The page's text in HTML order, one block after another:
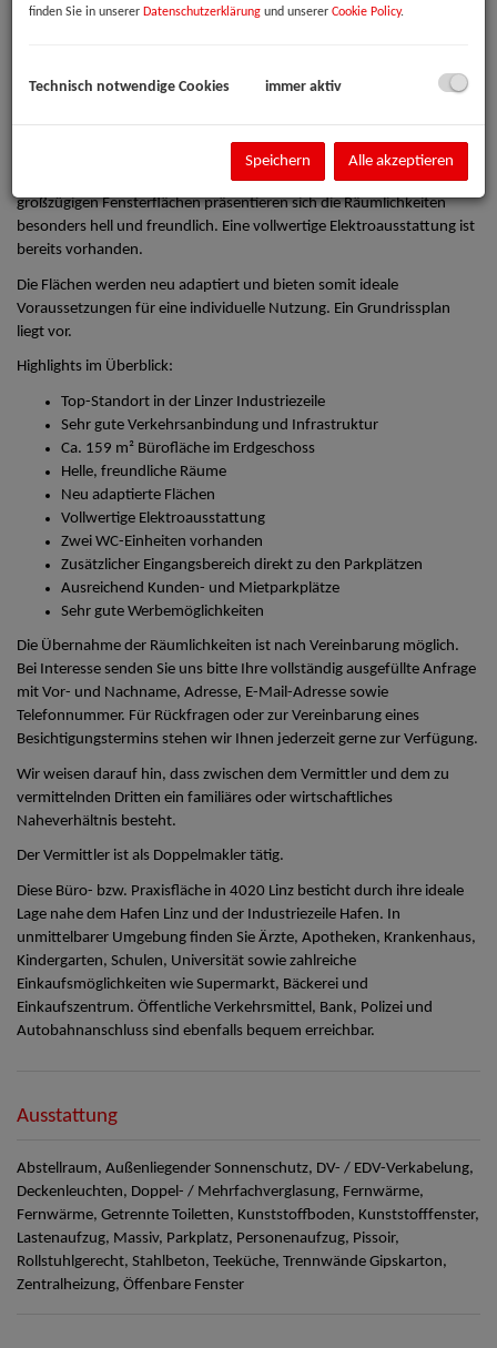
Wirtschaftsstandort mit ausgezeichneter Verkehrsanbindung und
optimaler Infrastruktur.
Die Büroflächen befinden sich im Erdgeschoss eines gepflegten
Bürogebäudes und bieten eine Nutzfläche von ca. 159 m². Durch die
großzügigen Fensterflächen präsentieren sich die Räumlichkeiten
besonders hell und freundlich. Eine vollwertige Elektroausstattung ist
bereits vorhanden.
Die Flächen werden neu adaptiert und bieten somit ideale
Voraussetzungen für eine individuelle Nutzung. Ein Grundrissplan
liegt vor.
Highlights im Überblick:
Top-Standort in der Linzer Industriezeile
Sehr gute Verkehrsanbindung und Infrastruktur
Ca. 159 m² Bürofläche im Erdgeschoss
Helle, freundliche Räume
Neu adaptierte Flächen
Vollwertige Elektroausstattung
Zwei WC-Einheiten vorhanden
Zusätzlicher Eingangsbereich direkt zu den Parkplätzen
Ausreichend Kunden- und Mietparkplätze
Sehr gute Werbemöglichkeiten
Die Übernahme der Räumlichkeiten ist nach Vereinbarung möglich.
Bei Interesse senden Sie uns bitte Ihre vollständig ausgefüllte Anfrage
mit Vor- und Nachname, Adresse, E-Mail-Adresse sowie
Telefonnummer. Für Rückfragen oder zur Vereinbarung eines
Besichtigungstermins stehen wir Ihnen jederzeit gerne zur Verfügung.
Wir weisen darauf hin, dass zwischen dem Vermittler und dem zu
vermittelnden Dritten ein familiäres oder wirtschaftliches
Naheverhältnis besteht.
Der Vermittler ist als Doppelmakler tätig.
Diese Büro- bzw. Praxisfläche in 4020 Linz besticht durch ihre ideale
Lage nahe dem Hafen Linz und der Industriezeile Hafen. In
unmittelbarer Umgebung finden Sie Ärzte, Apotheken, Krankenhaus,
Kindergarten, Schulen, Universität sowie zahlreiche
Einkaufsmöglichkeiten wie Supermarkt, Bäckerei und
Einkaufszentrum. Öffentliche Verkehrsmittel, Bank, Polizei und
Autobahnanschluss sind ebenfalls bequem erreichbar.
Ausstattung
Abstellraum Außenliegender Sonnenschutz DV- / EDV-Verkabelung
Deckenleuchten Doppel- / Mehrfachverglasung Fernwärme
Fernwärme Getrennte Toiletten Kunststoffboden Kunststofffenster
Lastenaufzug Massiv Parkplatz Personenaufzug Pissoir
Rollstuhlgerecht Stahlbeton Teeküche Trennwände Gipskarton
Zentralheizung Öffenbare Fenster
finden Sie in unserer Datenschutzerklärung und unserer Cookie Policy.
Technisch notwendige Cookies immer aktiv
Speichern Alle akzeptieren